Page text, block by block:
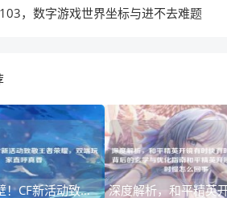
，数字游戏世界坐标与进不去难题
打破次元壁！CF新活动致敬王者荣耀，双端玩家直呼真香